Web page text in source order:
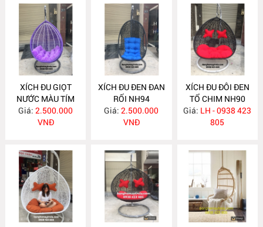
XÍCH ĐU GIỌT
NƯỚC MÀU TÍM
NH95
Giá:2.500.000
VNĐ
XÍCH ĐU ĐEN ĐAN
RỐI NH94
Giá:2.500.000
VNĐ
XÍCH ĐU ĐÔI ĐEN
TỔ CHIM NH90
Giá: LH - 0938 423
805